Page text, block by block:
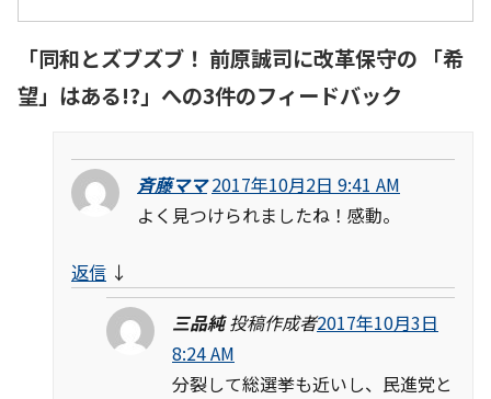
「同和とズブズブ！ 前原誠司に改革保守の 「希
望」はある!?」への3件のフィードバック
斉藤ママ 2017年10月2日 9:41 AM
よく見つけられましたね！感動。
返信 ↓
三品純 投稿作成者2017年10月3日
8:24 AM
分裂して総選挙も近いし、民進党と